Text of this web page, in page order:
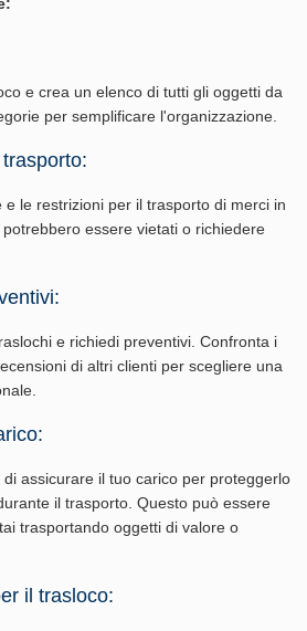
e crea un elenco di tutti gli oggetti da
per semplificare l'organizzazione.
e le restrizioni per il trasporto di merci in
essere vietati o richiedere
e richiedi preventivi. Confronta i
di altri clienti per scegliere una
assicurare il tuo carico per proteggerlo
il trasporto. Questo può essere
trasportando oggetti di valore o
il trasloco: